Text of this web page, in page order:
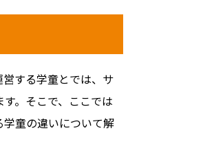
する学童とでは、サ
。そこで、ここでは
童の違いについて解